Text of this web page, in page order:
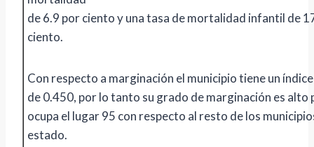
de 6.9 por ciento y una tasa de mortalidad infantil de
ciento.
Con respecto a marginación el municipio tiene un índice
de 0.450, por lo tanto su grado de marginación es alto
ocupa el lugar 95 con respecto al resto de los
estado.